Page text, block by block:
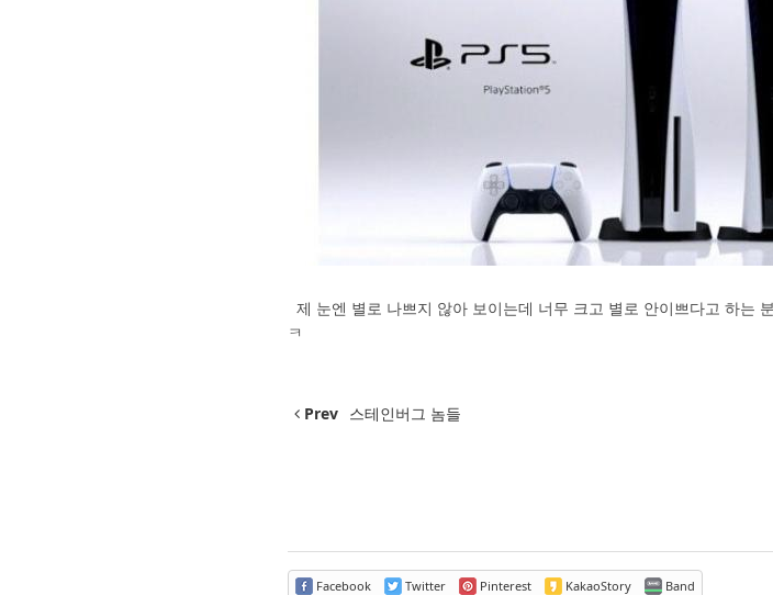
제 눈엔 별로 나쁘지 않아 보이는데 너무 크고 별로 안이쁘다고 하는
ㅋ
Prev 스테인버그 놈들
Facebook Twitter Pinterest KakaoStory Band